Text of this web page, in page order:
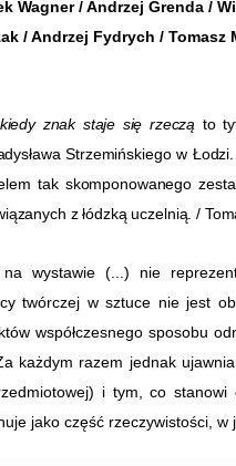
Wagner / Andrzej Grenda /
/ Andrzej Fydrych / Tomasz
znak staje się rzeczą to
Strzemińskiego w
tak skomponowanego
z łódzką uczelnią. /
wystawie (...) nie
twórczej w sztuce nie jest
współczesnego sposobu
każdym razem jednak
i tym, co
jako część rzeczywistości,